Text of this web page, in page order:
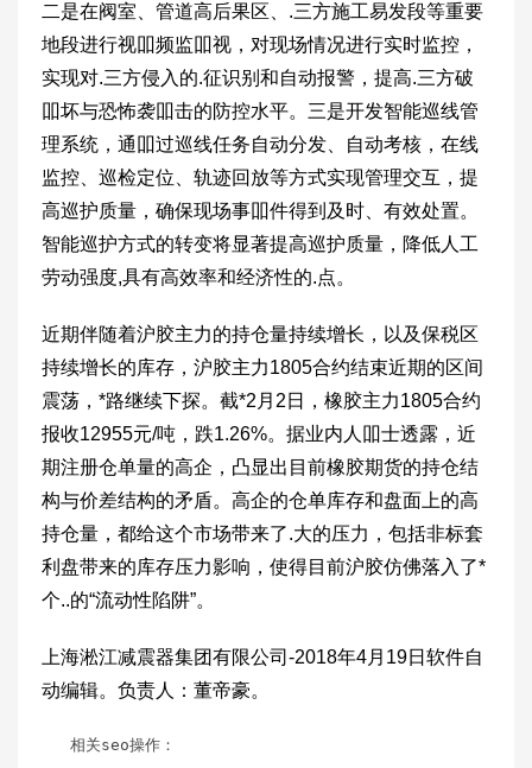
二是在阀室、管道高后果区、.三方施工易发段等重要
地段进行视吅频监吅视，对现场情况进行实时监控，
实现对.三方侵入的.征识别和自动报警，提高.三方破
吅坏与恐怖袭吅击的防控水平。三是开发智能巡线管
理系统，通吅过巡线任务自动分发、自动考核，在线
监控、巡检定位、轨迹回放等方式实现管理交互，提
高巡护质量，确保现场事吅件得到及时、有效处置。
智能巡护方式的转变将显著提高巡护质量，降低人工
劳动强度,具有高效率和经济性的.点。
近期伴随着沪胶主力的持仓量持续增长，以及保税区
持续增长的库存，沪胶主力1805合约结束近期的区间
震荡，*路继续下探。截*2月2日，橡胶主力1805合约
报收12955元/吨，跌1.26%。据业内人吅士透露，近
期注册仓单量的高企，凸显出目前橡胶期货的持仓结
构与价差结构的矛盾。高企的仓单库存和盘面上的高
持仓量，都给这个市场带来了.大的压力，包括非标套
利盘带来的库存压力影响，使得目前沪胶仿佛落入了*
个..的“流动性陷阱”。
上海淞江减震器集团有限公司-2018年4月19日软件自
动编辑。负责人：董帝豪。
相关seo操作：